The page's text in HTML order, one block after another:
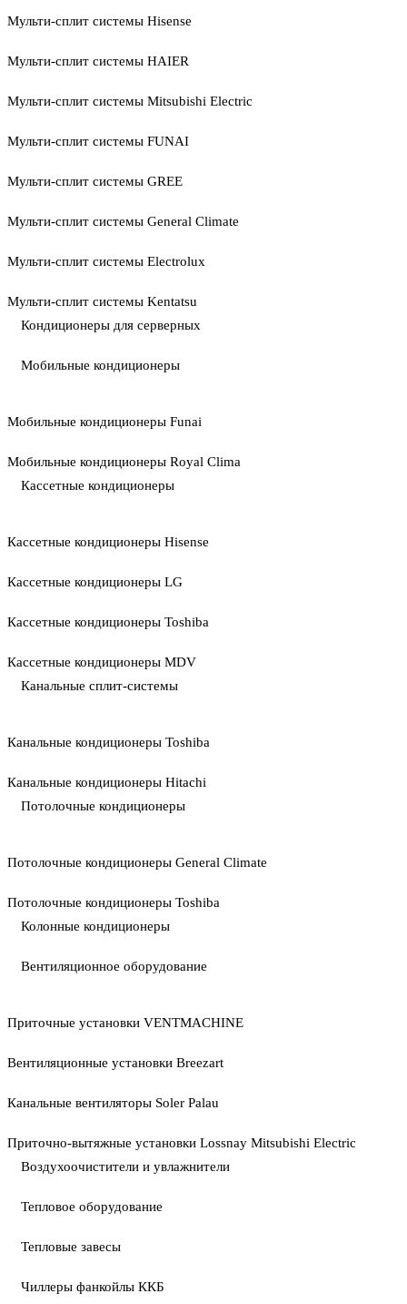
Мульти-сплит системы Hisense
Мульти-сплит системы HAIER
Мульти-сплит системы Mitsubishi Electric
Мульти-сплит системы FUNAI
Мульти-сплит системы GREE
Мульти-сплит системы General Climate
Мульти-сплит системы Electrolux
Мульти-сплит системы Kentatsu
Кондиционеры для серверных
Мобильные кондиционеры
Мобильные кондиционеры Funai
Мобильные кондиционеры Royal Clima
Кассетные кондиционеры
Кассетные кондиционеры Hisense
Кассетные кондиционеры LG
Кассетные кондиционеры Toshiba
Кассетные кондиционеры MDV
Канальные сплит-системы
Канальные кондиционеры Toshiba
Канальные кондиционеры Hitachi
Потолочные кондиционеры
Потолочные кондиционеры General Climate
Потолочные кондиционеры Toshiba
Колонные кондиционеры
Вентиляционное оборудование
Приточные установки VENTMACHINE
Вентиляционные установки Breezart
Канальные вентиляторы Soler Palau
Приточно-вытяжные установки Lossnay Mitsubishi Electric
Воздухоочистители и увлажнители
Тепловое оборудование
Тепловые завесы
Чиллеры фанкойлы ККБ